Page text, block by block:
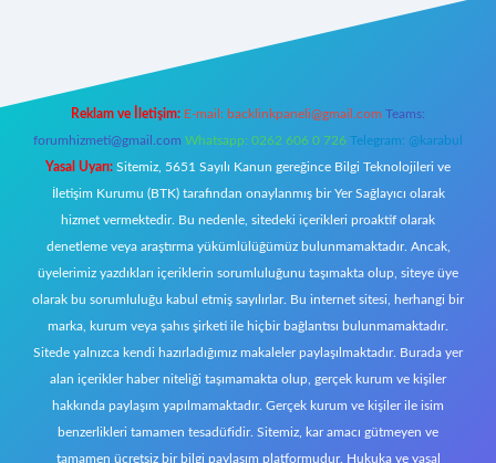
Reklam ve İletişim: E-mail: backlinkpaneli@gmail.com Teams:
forumhizmeti@gmail.com Whatsapp: 0262 606 0 726 Telegram: @karabul
Yasal Uyarı: Sitemiz, 5651 Sayılı Kanun gereğince Bilgi Teknolojileri ve
İletişim Kurumu (BTK) tarafından onaylanmış bir Yer Sağlayıcı olarak
hizmet vermektedir. Bu nedenle, sitedeki içerikleri proaktif olarak
denetleme veya araştırma yükümlülüğümüz bulunmamaktadır. Ancak,
üyelerimiz yazdıkları içeriklerin sorumluluğunu taşımakta olup, siteye üye
olarak bu sorumluluğu kabul etmiş sayılırlar. Bu internet sitesi, herhangi bir
marka, kurum veya şahıs şirketi ile hiçbir bağlantısı bulunmamaktadır.
Sitede yalnızca kendi hazırladığımız makaleler paylaşılmaktadır. Burada yer
alan içerikler haber niteliği taşımamakta olup, gerçek kurum ve kişiler
hakkında paylaşım yapılmamaktadır. Gerçek kurum ve kişiler ile isim
benzerlikleri tamamen tesadüfidir. Sitemiz, kar amacı gütmeyen ve
tamamen ücretsiz bir bilgi paylaşım platformudur. Hukuka ve yasal